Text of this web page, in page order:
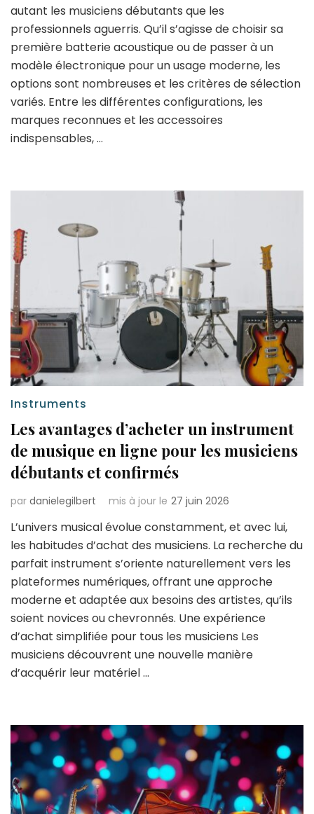
autant les musiciens débutants que les
professionnels aguerris. Qu’il s’agisse de choisir sa
première batterie acoustique ou de passer à un
modèle électronique pour un usage moderne, les
options sont nombreuses et les critères de sélection
variés. Entre les différentes configurations, les
marques reconnues et les accessoires
indispensables, …
Instruments
Les avantages d’acheter un instrument
de musique en ligne pour les musiciens
débutants et confirmés
par danielegilbert mis à jour le 27 juin 2026
L’univers musical évolue constamment, et avec lui,
les habitudes d’achat des musiciens. La recherche du
parfait instrument s’oriente naturellement vers les
plateformes numériques, offrant une approche
moderne et adaptée aux besoins des artistes, qu’ils
soient novices ou chevronnés. Une expérience
d’achat simplifiée pour tous les musiciens Les
musiciens découvrent une nouvelle manière
d’acquérir leur matériel …